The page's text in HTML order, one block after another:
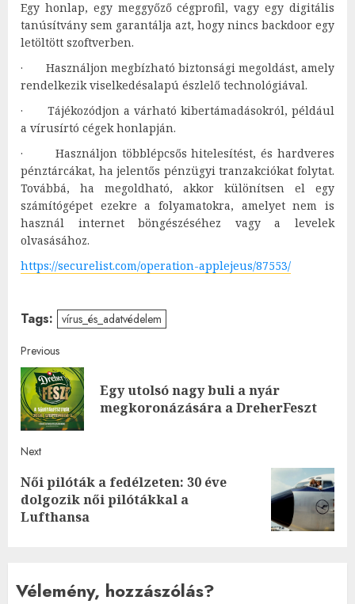
Egy honlap, egy meggyőző cégprofil, vagy egy digitális
tanúsítvány sem garantálja azt, hogy nincs backdoor egy
letöltött szoftverben.
· Használjon megbízható biztonsági megoldást, amely
rendelkezik viselkedésalapú észlelő technológiával.
· Tájékozódjon a várható kibertámadásokról, például
a vírusírtó cégek honlapján.
· Használjon többlépcsős hitelesítést, és hardveres
pénztárcákat, ha jelentős pénzügyi tranzakciókat folytat.
Továbbá, ha megoldható, akkor különítsen el egy
számítógépet ezekre a folyamatokra, amelyet nem is
használ internet böngészéséhez vagy a levelek
olvasásához.
https://securelist.com/operation-applejeus/87553/
Tags: vírus_és_adatvédelem
Post
navigation
Previous
Egy utolsó nagy buli a nyár
megkoronázására a DreherFeszt
Next
Next
post:
Női pilóták a fedélzeten: 30 éve
dolgozik női pilótákkal a
Lufthansa
Vélemény, hozzászólás?